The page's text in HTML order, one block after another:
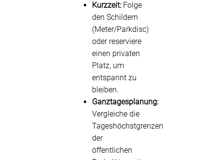
Kurzzeit: Folge
den Schildern
(Meter/Parkdisc)
oder reserviere
einen privaten
Platz, um
entspannt zu
bleiben.
Ganztagesplanung:
Vergleiche die
Tageshöchstgrenzen
der
öffentlichen